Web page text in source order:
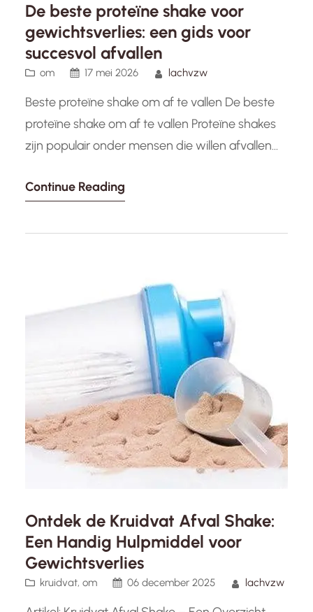
De beste proteïne shake voor
gewichtsverlies: een gids voor
succesvol afvallen
om 17 mei 2026 lachvzw
Beste proteïne shake om af te vallen De beste
proteïne shake om af te vallen Proteïne shakes
zijn populair onder mensen die willen afvallen
opbouwen. Het kiezen van de juiste proteïne
bereiken van je doelstellingen. Een van de beste
Continue Reading
Ontdek de Kruidvat Afval Shake:
Een Handig Hulpmiddel voor
Gewichtsverlies
kruidvat, om 06 december 2025 lachvzw